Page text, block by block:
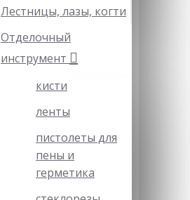
Лестницы, лазы, когти
Отделочный
инструмент
кисти
ленты
пистолеты для
пены и
герметика